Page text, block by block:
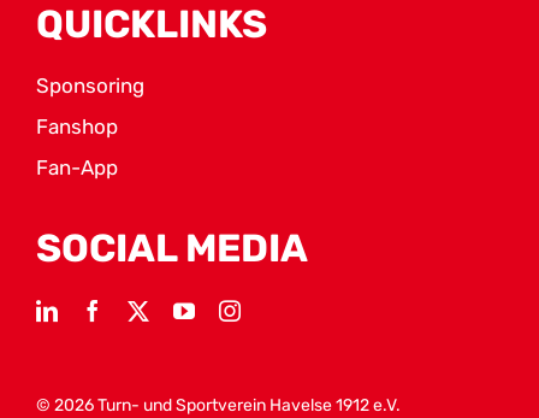
QUICKLINKS
Sponsoring
Fanshop
Fan-App
SOCIAL MEDIA
© 2026 Turn- und Sportverein Havelse 1912 e.V.